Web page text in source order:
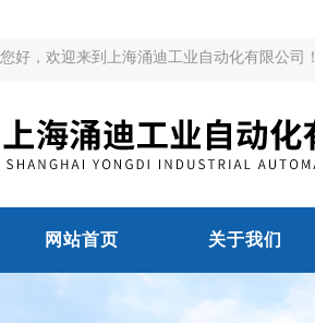
您好，欢迎来到上海涌迪工业自动化有限公司！
网站首页 关于我们